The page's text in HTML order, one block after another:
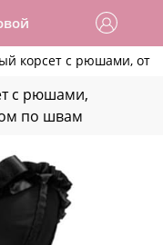
корсет с рюшами,
с рюшами,
по швам